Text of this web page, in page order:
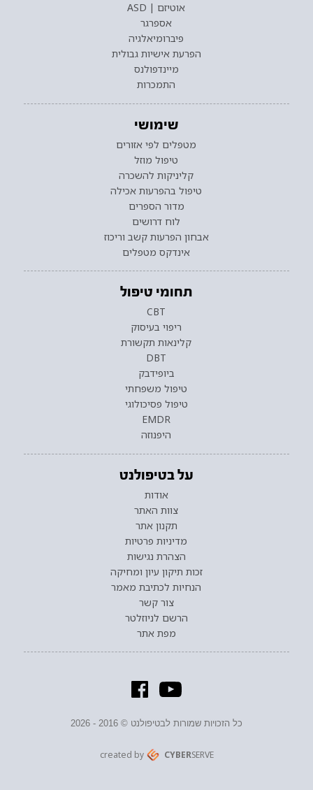
אוטיזם | ASD
אספרגר
פיברומיאלגיה
הפרעת אישיות גבולית
מיינדפולנס
התמכרות
שימושי
מטפלים לפי אזורים
טיפול מוזל
קליניקות להשכרה
טיפול בהפרעות אכילה
מדור הספרים
לוח דרושים
אבחון הפרעות קשב וריכוז
אינדקס מטפלים
תחומי טיפול
CBT
ריפוי בעיסוק
קלינאות תקשורת
DBT
ביופידבק
טיפול משפחתי
טיפול פסיכולוגי
EMDR
היפנוזה
על בטיפולנט
אודות
צוות האתר
תקנון אתר
מדיניות פרטיות
הצהרת נגישות
זכות תיקון עיון ומחיקה
הנחיות לכתיבת מאמר
צור קשר
הרשם לניוזלטר
מפת אתר
כל הזכויות שמורות לבטיפולנט © 2016 - 2026
created by CYBERSERVE